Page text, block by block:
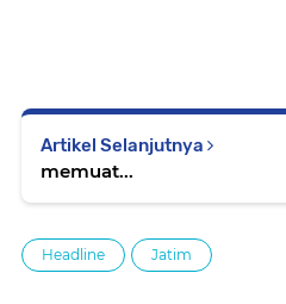
Artikel Selanjutnya
memuat...
Headline Jatim